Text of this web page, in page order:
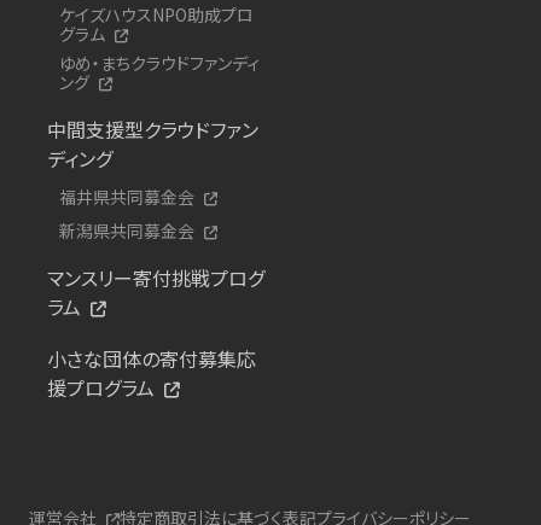
ケイズハウスNPO助成プロ
グラム
ゆめ・まちクラウドファンディ
ング
中間支援型クラウドファン
ディング
福井県共同募金会
新潟県共同募金会
マンスリー寄付挑戦プログ
ラム
小さな団体の寄付募集応
援プログラム
運営会社 特定商取引法に基づく表記プライバシーポリシー